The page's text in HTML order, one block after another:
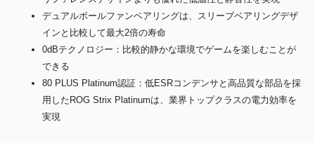
デュアルボールファンベアリングは、スリーブベアリングデザ
インと比較して最大2倍の寿命
0dBテクノロジー：比較的静かな環境でゲームを楽しむことが
できる
80 PLUS Platinum認証：低ESRコンデンサと高品質な部品を採
用したROG Strix Platinumは、業界トップクラスの電力効率を
実現